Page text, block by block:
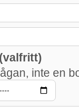
(valfritt)
inte en